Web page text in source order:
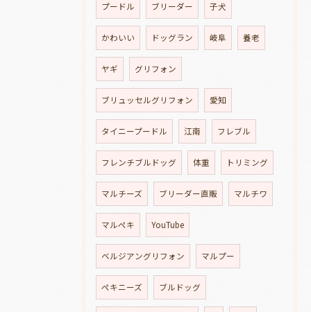
プードル ブリーダー 子犬
かわいい ドッグラン 岐阜 養老
ヤギ グリフォン
ブリュッセルグリフォン 愛知
タイニープードル 江南 フレブル
フレンチブルドッグ 体重 トリミング
マルチーズ ブリーダー直販 マルチワ
マルペキ YouTube
ベルジアングリフォン マルプー
ペキニーズ ブルドッグ